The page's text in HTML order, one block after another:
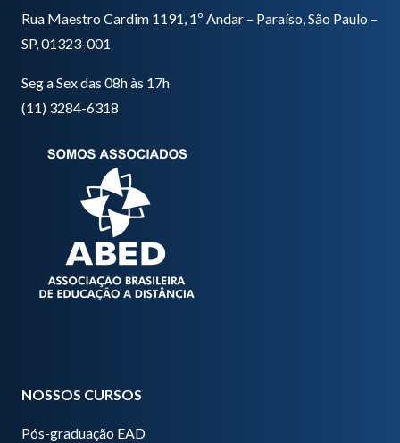
Rua Maestro Cardim 1191, 1º Andar – Paraíso, São Paulo –
SP, 01323-001
Seg a Sex das 08h às 17h
(11) 3284-6318
NOSSOS CURSOS
Pós-graduação EAD